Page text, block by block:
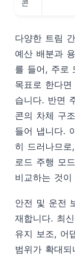
콘
다양한 트림
예산 배분과
를 들어, 주로
목표로 한다
습니다. 반면
콘의 차체 구
들어 냅니다.
히 드러나므
로드 주행 모
비교하는 것이
안전 및 운전
재합니다. 최
유지 보조, 어
범위가 확대